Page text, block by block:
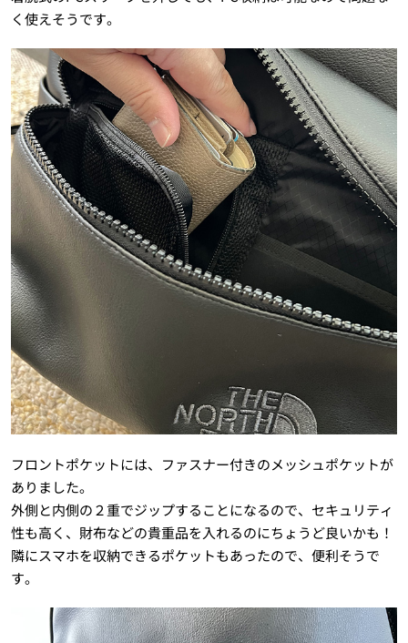
く使えそうです。
フロントポケットには、ファスナー付きのメッシュポケットが
ありました。
外側と内側の２重でジップすることになるので、セキュリティ
性も高く、財布などの貴重品を入れるのにちょうど良いかも！
隣にスマホを収納できるポケットもあったので、便利そうで
す。